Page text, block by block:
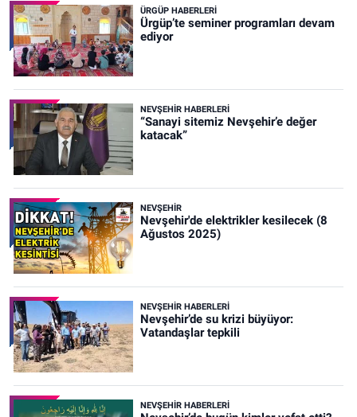
ÜRGÜP HABERLERI
Ürgüp’te seminer programları devam
ediyor
NEVŞEHIR HABERLERI
“Sanayi sitemiz Nevşehir’e değer
katacak”
NEVŞEHIR
Nevşehir'de elektrikler kesilecek (8
Ağustos 2025)
NEVŞEHIR HABERLERI
Nevşehir’de su krizi büyüyor:
Vatandaşlar tepkili
NEVŞEHIR HABERLERI